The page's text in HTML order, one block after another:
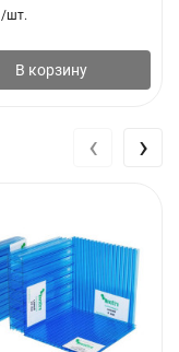
/шт.
В корзину
‹ ›